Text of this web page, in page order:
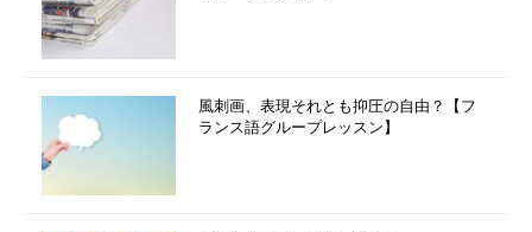
風刺画、表現それとも抑圧の自由？【フ
ランス語グループレッスン】